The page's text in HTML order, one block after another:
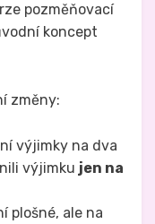
pozměňovací
koncept
změny:
výjimky na dva
výjimku jen na
plošné, ale na